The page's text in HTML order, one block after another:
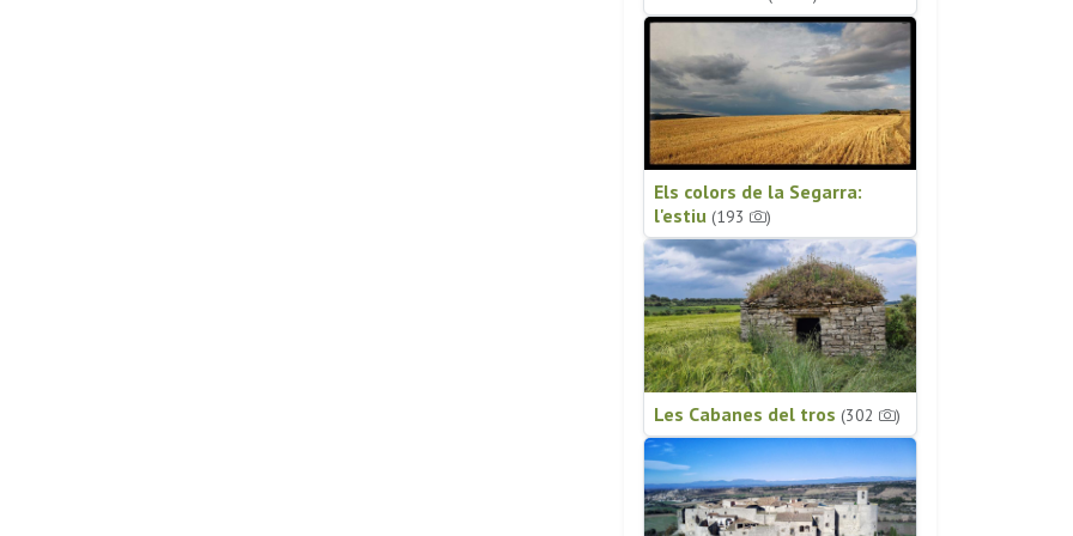
Els colors de la Segarra:
l'estiu (193 )
Les Cabanes del tros (302 )